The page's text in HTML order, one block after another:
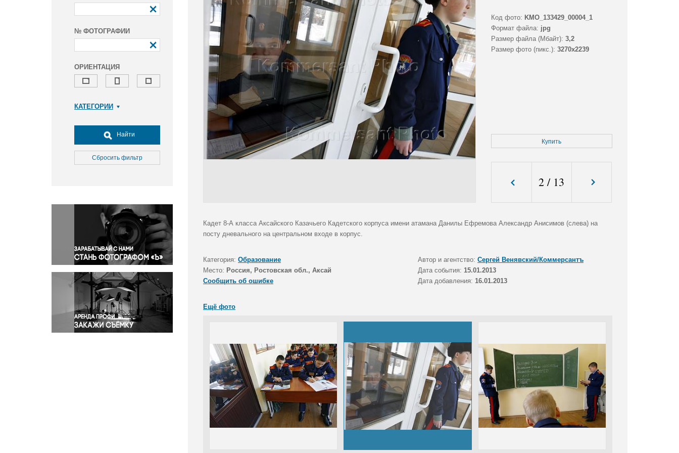
№ ФОТОГРАФИИ
ОРИЕНТАЦИЯ
КАТЕГОРИИ
Досуг, туризм и отдых
Культура
Медицина
Окружающая среда
Политика
Правосудие
Происшествия и конфликты
Религия
Светская жизнь
Спорт
Экология
Экономика и бизнес
Найти
Сбросить фильтр
Код фото: KMO_133429_00004_1
Формат файла: jpg
Размер файла (Мбайт): 3,2
Размер фото (пикс.): 3270x2239
Купить
2 / 13
Кадет 8-А класса Аксайского Казачьего Кадетского корпуса имени атамана Данилы Ефремова Александр Анисимов (слева) на
посту дневального на центральном входе в корпус.
Категория: Образование Автор и агентство: Сергей Венявский/Коммерсантъ
Место: Россия, Ростовская обл., Аксай Дата события: 15.01.2013
Сообщить об ошибке
Дата добавления: 16.01.2013
Ещё фото